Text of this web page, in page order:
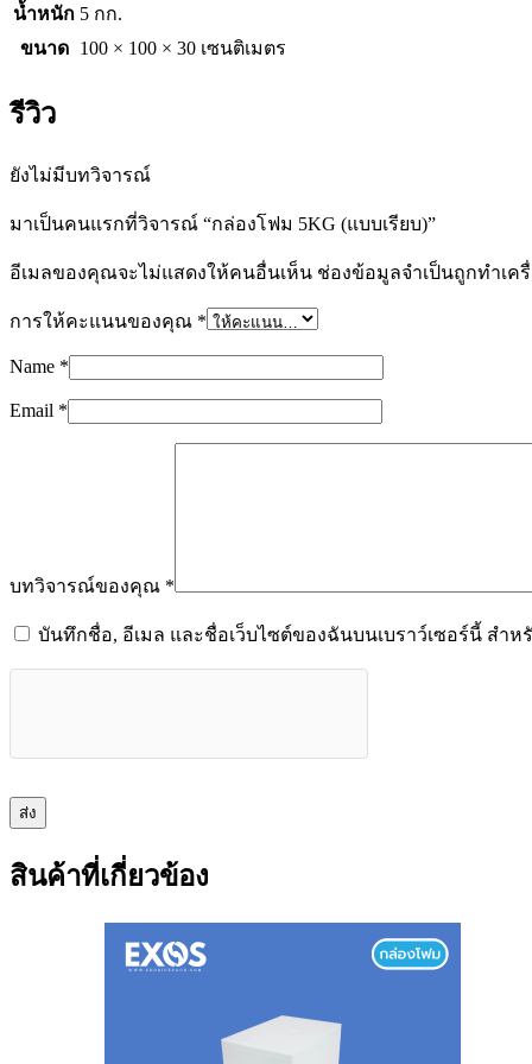
น้ำหนัก 5 กก.
ขนาด
100 × 100 × 30 เซนติเมตร
รีวิว
ยังไม่มีบทวิจารณ์
มาเป็นคนแรกที่วิจารณ์ “กล่องโฟม 5KG (แบบเรียบ)”
อีเมลของคุณจะไม่แสดงให้คนอื่นเห็น ช่องข้อมูลจำเป็นถูกทำเค
การให้คะแนนของคุณ *
Name *
Email *
บทวิจารณ์ของคุณ *
บันทึกชื่อ, อีเมล และชื่อเว็บไซต์ของฉันบนเบราว์เซอร์นี้ สำห
ส่ง
สินค้าที่เกี่ยวข้อง